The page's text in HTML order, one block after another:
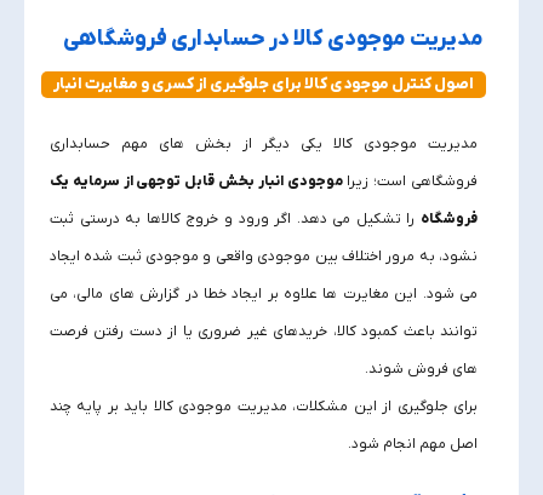
مدیریت موجودی کالا در حسابداری فروشگاهی
اصول کنترل موجودی کالا برای جلوگیری از کسری و مغایرت انبار
مدیریت موجودی کالا یکی دیگر از بخش‌ های مهم حسابداری
فروشگاهی است؛ زیراموجودی انبار بخش قابل توجهی از سرمایه یک
فروشگاه را تشکیل می‌ دهد. اگر ورود و خروج کالاها به‌ درستی ثبت
نشود، به‌ مرور اختلاف بین موجودی واقعی و موجودی ثبت‌ شده ایجاد
می‌ شود. این مغایرت‌ ها علاوه بر ایجاد خطا در گزارش‌ های مالی، می‌
توانند باعث کمبود کالا، خریدهای غیر ضروری یا از دست رفتن فرصت‌
های فروش شوند.
برای جلوگیری از این مشکلات، مدیریت موجودی کالا باید بر پایه چند
اصل مهم انجام شود.